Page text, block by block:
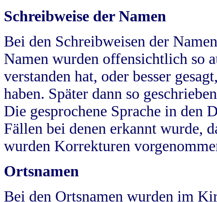
Schreibweise der Namen
Bei den Schreibweisen der
Namen wurden offensichtlich so
verstanden hat, oder besser
haben. Später dann so
Die gesprochene Sprache in
Fällen bei denen erkannt wurde,
wurden Korrekturen
Ortsnamen
Bei den Ortsnamen wurden im